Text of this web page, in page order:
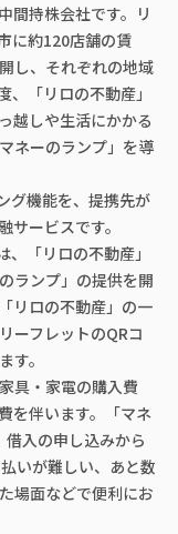
間持株会社です。リ
に約120店舗の賃
し、それぞれの地域
「リロの不動産」
越しや生活にかかる
ネーのランプ」を導
グ機能を、提携先が
ービスです。
「リロの不動産」
ランプ」の提供を開
リロの不動産」の一
ーフレットのQRコ
す。
具・家電の購入費
を伴います。「マネ
入の申し込みから
いが難しい、あと数
場面などで便利にお